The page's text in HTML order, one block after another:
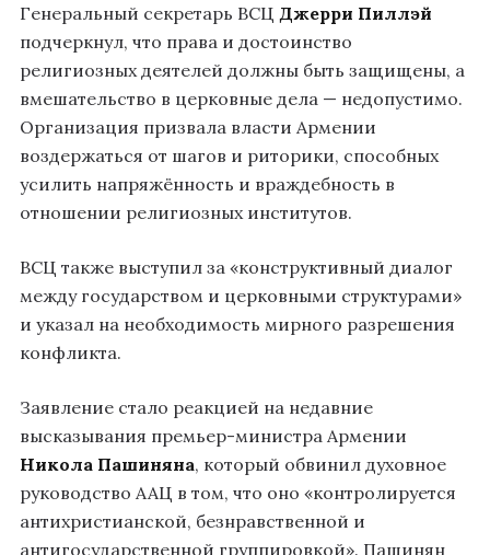
Генеральный секретарь ВСЦ Джерри Пиллэй
подчеркнул, что права и достоинство
религиозных деятелей должны быть защищены, а
вмешательство в церковные дела — недопустимо.
Организация призвала власти Армении
воздержаться от шагов и риторики, способных
усилить напряжённость и враждебность в
отношении религиозных институтов.
ВСЦ также выступил за «конструктивный диалог
между государством и церковными структурами»
и указал на необходимость мирного разрешения
конфликта.
Заявление стало реакцией на недавние
высказывания премьер-министра Армении
Никола Пашиняна, который обвинил духовное
руководство ААЦ в том, что оно «контролируется
антихристианской, безнравственной и
антигосударственной группировкой». Пашинян